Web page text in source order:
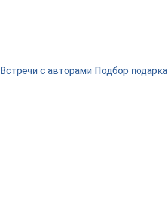
Встречи с авторами Подбор подарка